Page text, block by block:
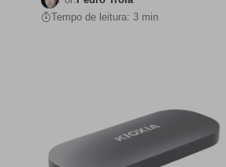
Tempo de leitura: 3 min